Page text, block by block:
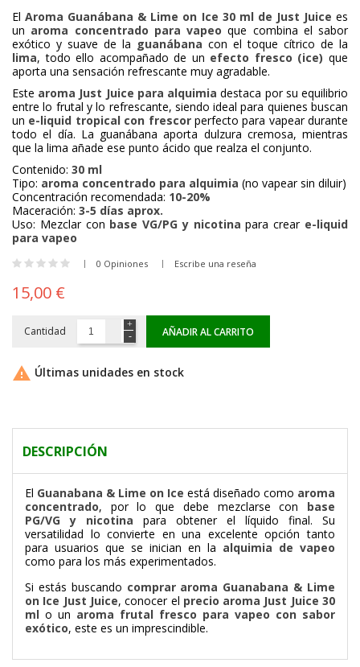
ElAroma Guanábana & Lime on Ice 30 ml de Just Juice es
un aroma concentrado para vapeo que combina el sabor
exótico y suave de la guanábana con el toque cítrico de la
lima, todo ello acompañado de un efecto fresco (ice) que
aporta una sensación refrescante muy agradable.
Este aroma Just Juice para alquimia destaca por su equilibrio
entre lo frutal y lo refrescante, siendo ideal para quienes buscan
un e-liquid tropical con frescorperfecto para vapear durante
todo el día. La guanábana aporta dulzura cremosa, mientras
que la lima añade ese punto ácido que realza el conjunto.
Contenido: 30 ml
Tipo: aroma concentrado para alquimia (no vapear sin diluir)
Concentración recomendada: 10-20%
Maceración: 3-5 días aprox.
Uso: Mezclar con base VG/PG y nicotina para crear e-liquid
para vapeo
0 Opiniones Escribe una reseña
15,00 €
Cantidad AÑADIR AL CARRITO
 Últimas unidades en stock
DESCRIPCIÓN
El Guanabana & Lime on Ice está diseñado como aroma
concentrado, por lo que debe mezclarse con base
PG/VG y nicotina para obtener el líquido final. Su
versatilidad lo convierte en una excelente opción tanto
para usuarios que se inician en la alquimia de vapeo
como para los más experimentados.
Si estás buscando comprar aroma Guanabana & Lime
on Ice Just Juice, conocer el precio aroma Just Juice 30
ml o un aroma frutal fresco para vapeo con sabor
exótico, este es un imprescindible.